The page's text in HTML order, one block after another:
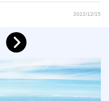
2022/12/15
Next